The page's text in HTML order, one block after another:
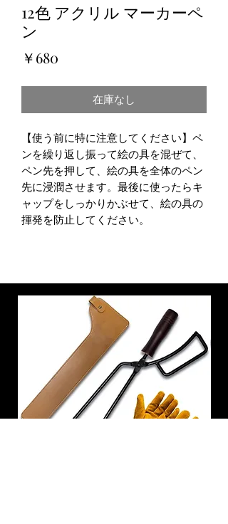
12色 アクリル マーカーペ
ン
￥680
在庫なし
【使う前に特に注意してください】ペ
ンを繰り返し振って絵の具を混ぜて、
ペン先を押して、絵の具を全体のペン
先に浸潤させます。最後に使ったらキ
ャップをしっかりかぶせて、絵の具の
揮発を防止してください。